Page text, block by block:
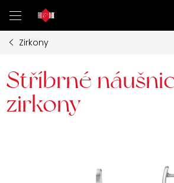
na
obsah
Zirkony
Stříbrné
zirkony